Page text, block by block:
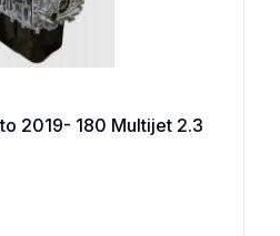
2019- 180 Multijet 2.3